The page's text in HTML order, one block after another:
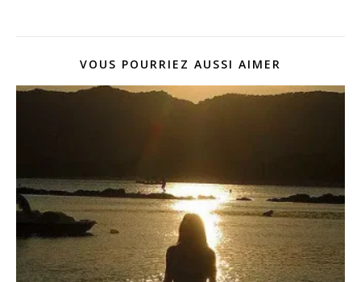
VOUS POURRIEZ AUSSI AIMER